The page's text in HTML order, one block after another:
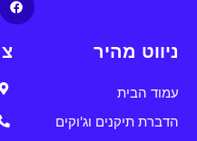
ניווט מהיר
עמוד הבית
הדברת תיקנים וג'וקים